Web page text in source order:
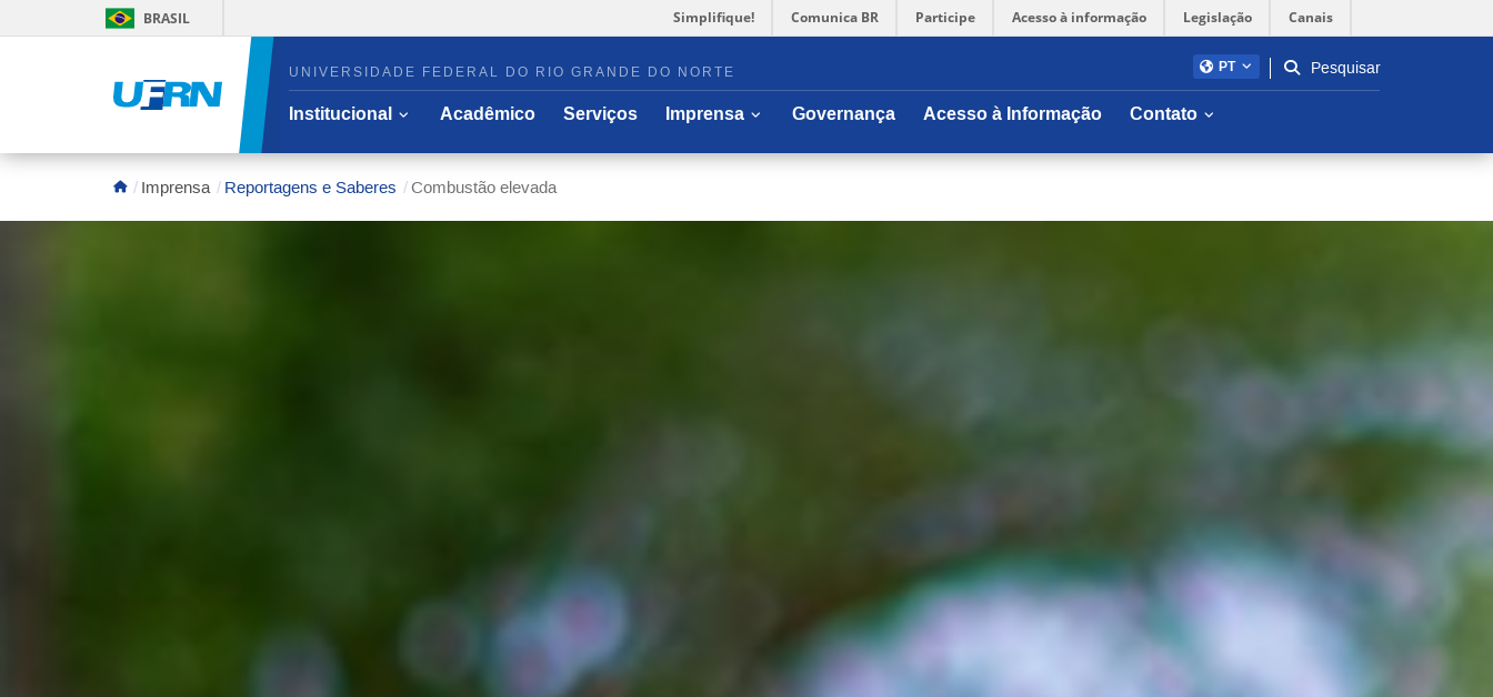
BRASIL Simplifique! Comunica BR Participe Acesso à informação Legislação Canais
PT Pesquisar
UNIVERSIDADE FEDERAL DO RIO GRANDE DO NORTE
Área do menu principal
InstitucionalAbrir/fechar sub-menu
Acadêmico Serviços Imprensa Abrir/fechar sub-menu
Governança Acesso à Informação ContatoAbrir/fechar sub-menu
Imprensa Reportagens e Saberes Combustão elevada